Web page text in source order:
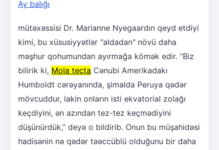
Ay balığı
mütəxəssisi Dr. Marianne Nyegaardın qeyd etdiyi
kimi, bu xüsusiyyətlər "aldadan" növü daha
məşhur qohumundan ayırmağa kömək edir. “Biz
bilirik ki, Mola tecta Cənubi Amerikadakı
Humboldt cərəyanında, şimalda Peruya qədər
mövcuddur, lakin onların isti ekvatorial zolağı
keçdiyini, ən azından tez-tez keçmədiyini
düşünürdük,” deyə o bildirib. Onun bu müşahidəsi
hadisənin nə qədər təəccüblü olduğunu bir daha